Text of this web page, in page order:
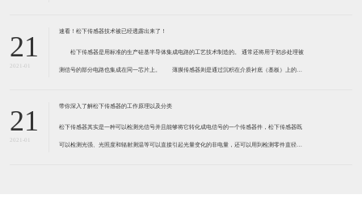
带有应变片的弹性体组成。弹性体通常由钢
21
2021-01
速看！松下传感器技术被已经透露出来了！
松下传感器是用标准的生产硅基半导体集成电路的工艺技术制造的。 通常还将用于初步处理被
测信号的部分电路也集成在同一芯片上。 薄膜传感器则是通过沉积在介质衬底（基板）上的，
器是利用相应材料的浆料，涂覆在陶瓷基片上
21
2021-01
带你深入了解松下传感器的工作原理以及分类
松下传感器其实是一种可以检测光信号并且能够将它转化成电信号的一个传感器件，松下传感器既
可以检测光强、光照度和辐射测温等可以直接引起光量变化的非电量，还可以用到检测零件直径、